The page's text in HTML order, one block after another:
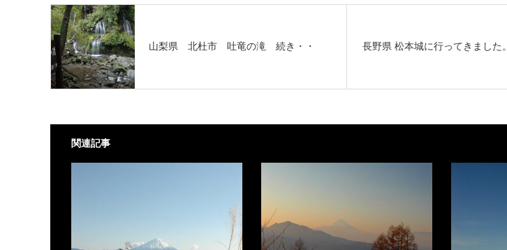
山梨県 北杜市 吐竜の滝 続き・・ 長野県 松本城に行ってきました。
関連記事